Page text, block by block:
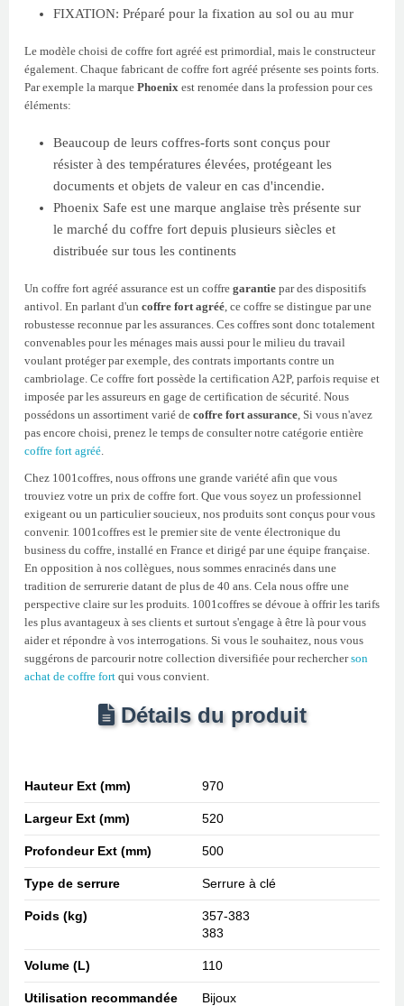
FIXATION: Préparé pour la fixation au sol ou au mur
Le modèle choisi de coffre fort agréé est primordial, mais le constructeur
également. Chaque fabricant de coffre fort agréé présente ses points forts.
Par exemple la marque Phoenix est renomée dans la profession pour ces
éléments:
Beaucoup de leurs coffres-forts sont conçus pour
résister à des températures élevées, protégeant les
documents et objets de valeur en cas d'incendie.
Phoenix Safe est une marque anglaise très présente sur
le marché du coffre fort depuis plusieurs siècles et
distribuée sur tous les continents
Un coffre fort agréé assurance est un coffre garantie par des dispositifs
antivol. En parlant d'un coffre fort agréé , ce coffre se distingue par une
robustesse reconnue par les assurances. Ces coffres sont donc totalement
convenables pour les ménages mais aussi pour le milieu du travail
voulant protéger par exemple, des contrats importants contre un
cambriolage. Ce coffre fort possède la certification A2P, parfois requise et
imposée par les assureurs en gage de certification de sécurité. Nous
possédons un assortiment varié de coffre fort assurance , Si vous n'avez
pas encore choisi, prenez le temps de consulter notre catégorie entière
coffre fort agréé
Chez 1001coffres, nous offrons une grande variété afin que vous
trouviez votre un prix de coffre fort. Que vous soyez un professionnel
exigeant ou un particulier soucieux, nos produits sont conçus pour vous
convenir. 1001coffres est le premier site de vente électronique du
business du coffre, installé en France et dirigé par une équipe française.
En opposition à nos collègues, nous sommes enracinés dans une
tradition de serrurerie datant de plus de 40 ans. Cela nous offre une
perspective claire sur les produits. 1001coffres se dévoue à offrir les tarifs
les plus avantageux à ses clients et surtout s'engage à être là pour vous
aider et répondre à vos interrogations. Si vous le souhaitez, nous vous
suggérons de parcourir notre collection diversifiée pour rechercherson
achat de coffre fort qui vous convient.
Détails du produit
Hauteur Ext (mm) 970
Largeur Ext (mm) 520
Profondeur Ext (mm) 500
Type de serrure Serrure à clé
Poids (kg)
357-383
383
Volume (L) 110
Utilisation recommandée
Bijoux